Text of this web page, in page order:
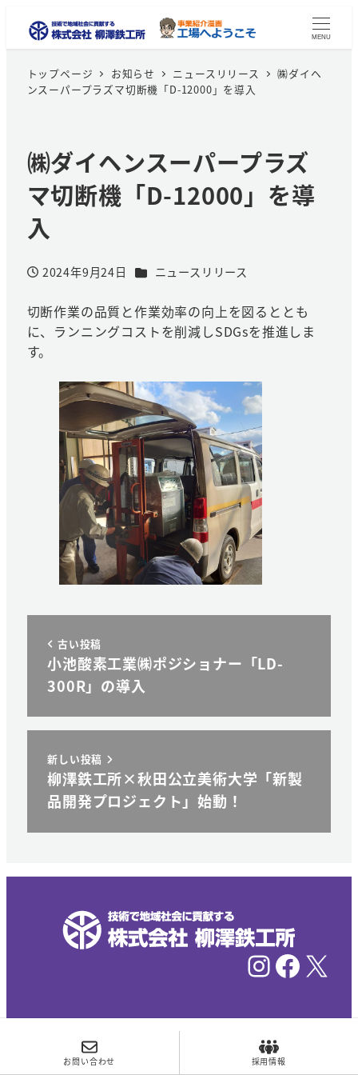
MENU
トップページ お知らせ ニュースリリース
㈱ダイヘ
ンスーパープラズマ切断機「D-12000」を導入
㈱ダイヘンスーパープラズ
マ切断機「D-12000」を導
入
投稿日
2024年9月24日 カテゴリー
ニュースリリース
切断作業の品質と作業効率の向上を図るととも
に、ランニングコストを削減しSDGsを推進しま
す。
古い投稿
小池酸素工業㈱ポジショナー「LD-
300R」の導入
新しい投稿
柳澤鉄工所×秋田公立美術大学「新製
品開発プロジェクト」始動！
InstagramFacebook X
©YANAGISAWA Ironworks Corp. All Rights
Reserved.
お問い合わせ 採用情報